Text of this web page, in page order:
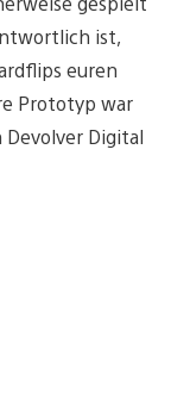
ist,
euren
Prototyp war
Devolver Digital